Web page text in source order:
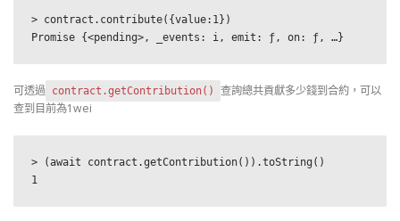
> contract.contribute({value:1})
Promise {<pending>, _events: i, emit: ƒ, on: ƒ, …}
可透過 contract.getContribution()
查詢總共貢獻多少錢到合約，可以
查到目前為1wei
> (await contract.getContribution()).toString()
1